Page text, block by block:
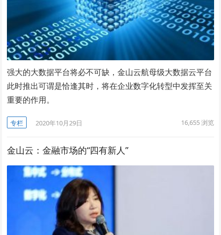
强大的大数据平台将必不可缺，金山云航母级大数据云平台
此时推出可谓是恰逢其时，将在企业数字化转型中发挥至关
重要的作用。
专栏 2020年10月29日 16,655浏览
金山云：金融市场的“四有新人”